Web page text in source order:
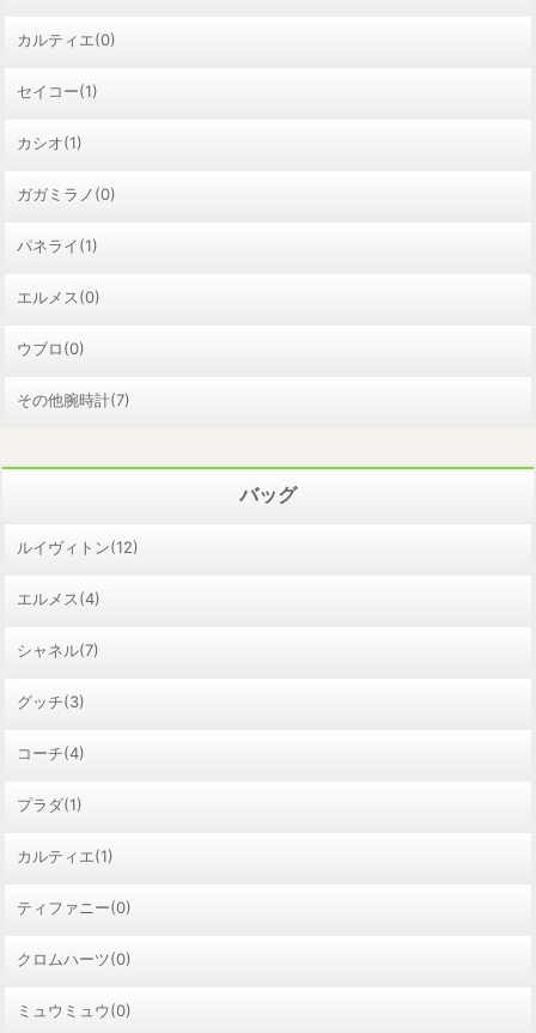
カルティエ(0)
セイコー(1)
カシオ(1)
ガガミラノ(0)
パネライ(1)
エルメス(0)
ウブロ(0)
その他腕時計(7)
バッグ
ルイヴィトン(12)
エルメス(4)
シャネル(7)
グッチ(3)
コーチ(4)
プラダ(1)
カルティエ(1)
ティファニー(0)
クロムハーツ(0)
ミュウミュウ(0)